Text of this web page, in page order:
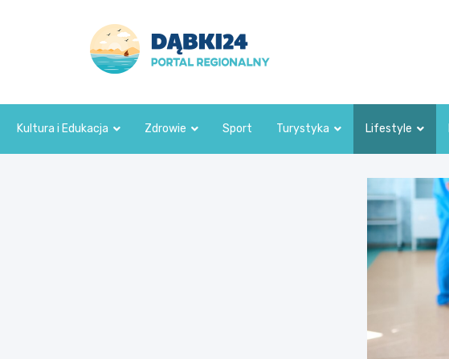
dabki24.pl
Kultura i Edukacja Zdrowie Sport Turystyka Lifestyle